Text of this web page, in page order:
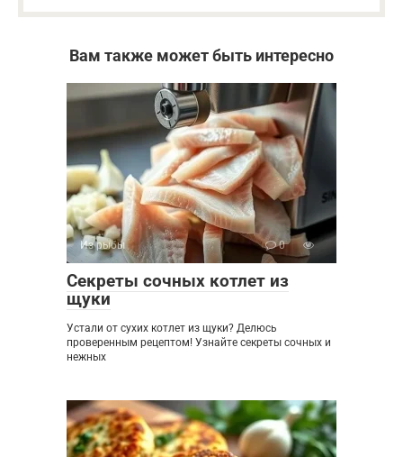
Вам также может быть интересно
Из рыбы 0
Секреты сочных котлет из
щуки
Устали от сухих котлет из щуки? Делюсь
проверенным рецептом! Узнайте секреты сочных и
нежных